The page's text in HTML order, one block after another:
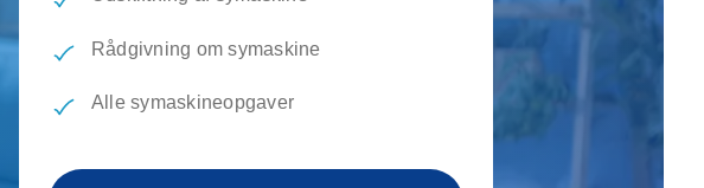
Transport af genstande
VVS
Rådgivning om symaskine
Alle symaskineopgaver